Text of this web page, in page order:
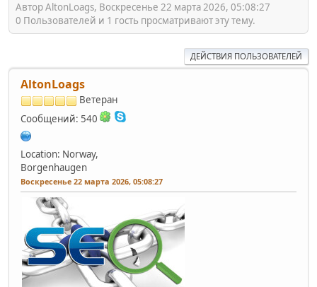
Автор AltonLoags, Воскресенье 22 марта 2026, 05:08:27
0 Пользователей и 1 гость просматривают эту тему.
ДЕЙСТВИЯ ПОЛЬЗОВАТЕЛЕЙ
AltonLoags
Ветеран
Сообщений: 540
Location: Norway,
Borgenhaugen
Воскресенье 22 марта 2026, 05:08:27